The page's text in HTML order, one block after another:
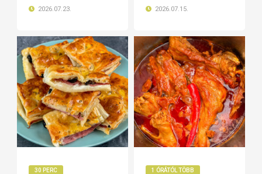
2026.07.23. 2026.07.15.
30 PERC 1 ÓRÁTÓL TÖBB